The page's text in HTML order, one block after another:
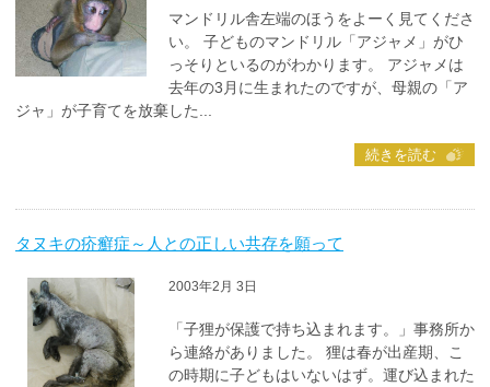
マンドリル舎左端のほうをよーく見てくださ
い。 子どものマンドリル「アジャメ」がひ
っそりといるのがわかります。 アジャメは
去年の3月に生まれたのですが、母親の「ア
ジャ」が子育てを放棄した...
続きを読む
タヌキの疥癬症～人との正しい共存を願って
2003年2月 3日
「子狸が保護で持ち込まれます。」事務所か
ら連絡がありました。 狸は春が出産期、こ
の時期に子どもはいないはず。運び込まれた